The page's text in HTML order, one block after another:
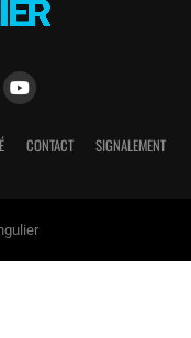
CONTACT SIGNALEMENT